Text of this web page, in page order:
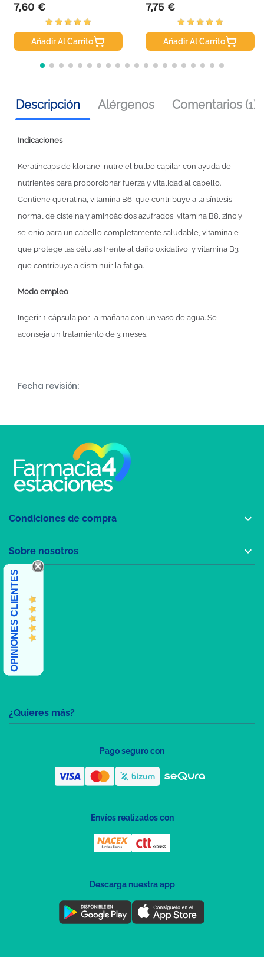
Precio
7,60 €
Añadir Al Carrito
Precio
7,75 €
Añadir Al Carrito
Descripción Alérgenos Comentarios (1)
Indicaciones
Keratincaps de klorane, nutre el bulbo capilar con ayuda de
nutrientes para proporcionar fuerza y vitalidad al cabello.
Contiene queratina, vitamina B6, que contribuye a la síntesis
normal de cisteina y aminoácidos azufrados, vitamina B8, zinc y
selenio para un cabello completamente saludable, vitamina e
que protege las células frente al daño oxidativo, y vitamina B3
que contribuye a disminuir la fatiga.
Modo empleo
Ingerir 1 cápsula por la mañana con un vaso de agua. Se
aconseja un tratamiento de 3 meses.
Fecha revisión:
¿Quieres más?
Condiciones de compra 
Sobre nosotros 
OPINIONES CLIENTES
Pago seguro con
Envíos realizados con
Descarga nuestra app